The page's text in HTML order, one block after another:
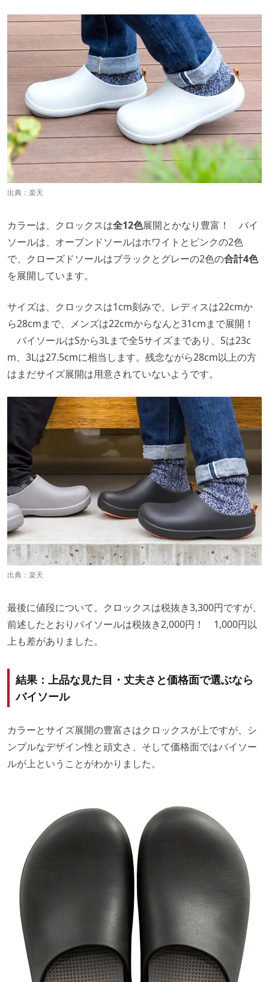
出典： 楽天
カラーは、クロックスは全12色展開とかなり豊富！ バイ
ソールは、オープンドソールはホワイトとピンクの2色
で、クローズドソールはブラックとグレーの2色の合計4色
を展開しています。
サイズは、クロックスは1cm刻みで、レディスは22cmか
ら28cmまで、メンズは22cmからなんと31cmまで展開！
バイソールはSから3Lまで全5サイズまであり、Sは23c
m、3Lは27.5cmに相当します。残念ながら28cm以上の方
はまだサイズ展開は用意されていないようです。
出典： 楽天
最後に値段について。クロックスは税抜き3,300円ですが、
前述したとおりバイソールは税抜き2,000円！ 1,000円以
上も差がありました。
結果：上品な見た目・丈夫さと価格面で選ぶなら
バイソール
カラーとサイズ展開の豊富さはクロックスが上ですが、シ
ンプルなデザイン性と頑丈さ、そして価格面ではバイソー
ルが上ということがわかりました。